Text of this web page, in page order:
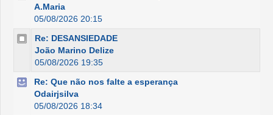
A.Maria
05/08/2026 20:15
Re: DESANSIEDADE
João Marino Delize
05/08/2026 19:35
Re: Que não nos falte a esperança
Odairjsilva
05/08/2026 18:34